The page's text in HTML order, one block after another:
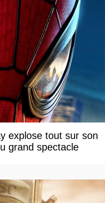
explose tout sur son
grand spectacle